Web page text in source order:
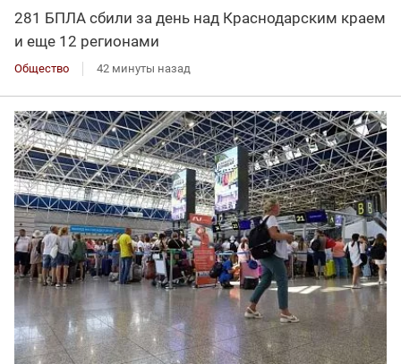
281 БПЛА сбили за день над Краснодарским краем
и еще 12 регионами
Общество 42 минуты назад